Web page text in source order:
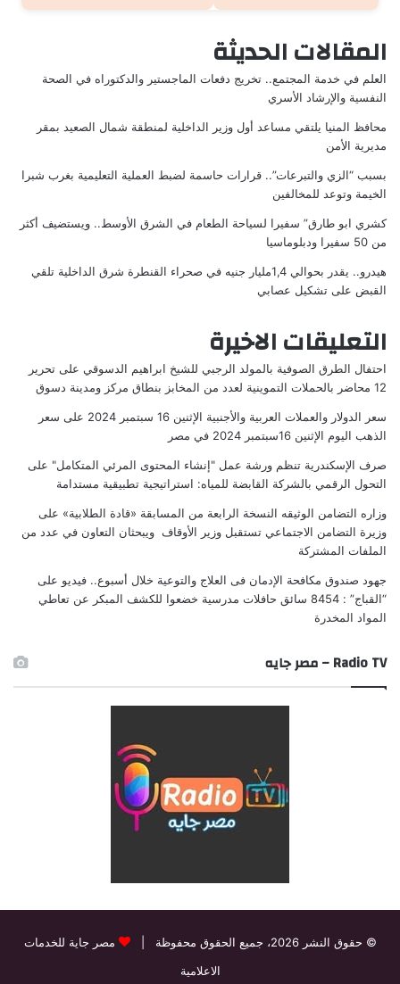
المقالات الحديثة
العلم في خدمة المجتمع.. تخريج دفعات الماجستير والدكتوراه في الصحة
النفسية والإرشاد الأسري
محافظ المنيا يلتقي مساعد أول وزير الداخلية لمنطقة شمال الصعيد بمقر
مديرية الأمن
بسبب “الزي والتبرعات”.. قرارات حاسمة لضبط العملية التعليمية بغرب شبرا
الخيمة وتوعد للمخالفين
كشري ابو طارق” سفيرا لسياحة الطعام في الشرق الأوسط.. ويستضيف أكثر
من 50 سفيرا ودبلوماسيا
هيدرو.. يقدر بحوالي 1,4مليار جنيه في صحراء القنطرة شرق الداخلية تلقي
القبض على تشكيل عصابي
التعليقات الاخيرة
احتفال الطرق الصوفية بالمولد الرجبي للشيخ ابراهيم الدسوقي على تحرير
12 محاضر بالحملات التموينية لعدد من المخابز بنطاق مركز ومدينة دسوق
سعر الدولار والعملات العربية والأجنبية الإثنين 16 سبتمبر 2024 على سعر
الذهب اليوم الإثنين 16سبتمبر 2024 في مصر
صرف الإسكندرية تنظم ورشة عمل "إنشاء المحتوى المرئي المتكامل" على
التحول الرقمي بالشركة القابضة للمياه: استراتيجية تطبيقية مستدامة
وزاره التضامن الوثيقه النسخة الرابعة من المسابقة «قادة الطلابية» على
وزيرة التضامن الاجتماعي تستقبل وزير الأوقاف ويبحثان التعاون في عدد من
الملفات المشتركة
جهود صندوق مكافحة الإدمان فى العلاج والتوعية خلال أسبوع.. فيديو على
“القباج” : 8454 سائق حافلات مدرسية خضعوا للكشف المبكر عن تعاطي
المواد المخدرة
Radio TV – مصر جايه
© حقوق النشر 2026، جميع الحقوق محفوظة |
مصر جاية للخدمات
الاعلامية